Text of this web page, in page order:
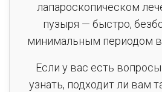
лапароскопическом
пузыря — быстро,
минимальным периодом
Если у вас есть
узнать, подходит ли вам